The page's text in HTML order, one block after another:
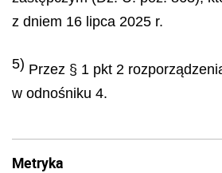
z dniem 16 lipca 2025 r.
5) Przez § 1 pkt 2
w odnośniku 4.
Metryka